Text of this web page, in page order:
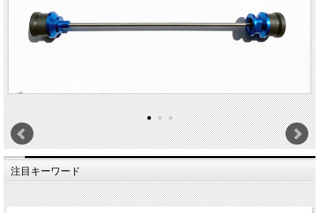
注目キーワード